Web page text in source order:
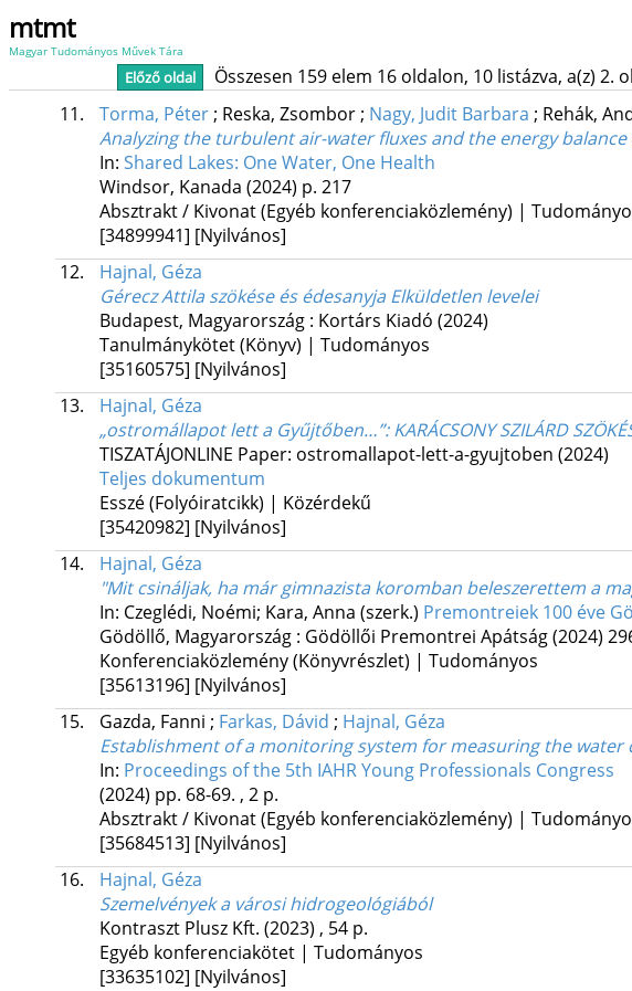
mtmt
Magyar Tudományos Művek Tára
Előző oldal Összesen 159 elem 16 oldalon, 10 listázva, a(z) 2.
11. Torma, Péter; Reska, Zsombor; Nagy, Judit Barbara ; Rehák,
Analyzing the turbulent air-water fluxes and the energy
In: Shared Lakes: One Water, One Health
Windsor, Kanada (2024) p. 217
Absztrakt / Kivonat (Egyéb konferenciaközlemény) |
[34899941] [Nyilvános]
12.
Hajnal, Géza
Gérecz Attila szökése és édesanyja Elküldetlen levelei
Budapest, Magyarország : Kortárs Kiadó (2024)
Tanulmánykötet (Könyv) | Tudományos
[35160575] [Nyilvános]
13.
Hajnal, Géza
„ostromállapot lett a Gyűjtőben…”: KARÁCSONY SZILÁRD
TISZATÁJONLINE Paper: ostromallapot-lett-a-gyujtoben (2024)
Teljes dokumentum
Esszé (Folyóiratcikk) | Közérdekű
[35420982] [Nyilvános]
14.
Hajnal, Géza
"Mit csináljak, ha már gimnazista koromban beleszerettem a
In: Czeglédi, Noémi; Kara, Anna (szerk.) Premontreiek 100 éve
Gödöllő, Magyarország : Gödöllői Premontrei Apátság(2024)
Konferenciaközlemény (Könyvrészlet) | Tudományos
[35613196] [Nyilvános]
15.
Gazda, Fanni ; Farkas, Dávid ; Hajnal, Géza
Establishment of a monitoring system for measuring the water
In: Proceedings of the 5th IAHR Young Professionals Congress
(2024) pp. 68-69. , 2 p.
Absztrakt / Kivonat (Egyéb konferenciaközlemény) |
[35684513] [Nyilvános]
16.
Hajnal, Géza
Szemelvények a városi hidrogeológiából
Kontraszt Plusz Kft. (2023) , 54 p.
Egyéb konferenciakötet | Tudományos
[33635102] [Nyilvános]